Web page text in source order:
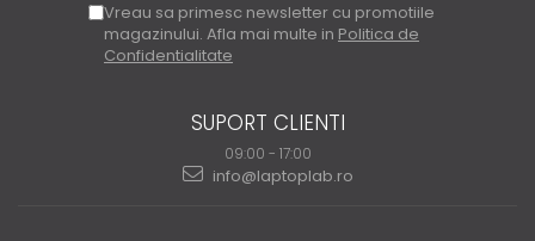
Vreau sa primesc newsletter cu promotiile
magazinului. Afla mai multe in Politica de
Confidentialitate
SUPORT CLIENTI
09:00 - 17:00
info@laptoplab.ro